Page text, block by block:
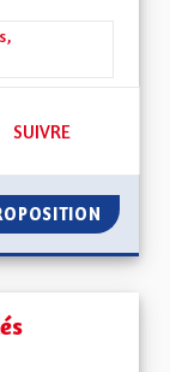
52 ABONNÉS
SUIVRE